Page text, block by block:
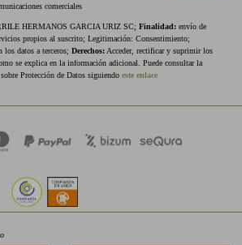
comerciales
HERMANOS GARCIA URIZ SC; Finalidad: envío de
propios al suscrito; Legitimación: Consentimiento;
los datos a terceros; Derechos: Acceder, rectificar y suprimir los
se explica en la información adicional. Puede consultar la
Protección de Datos siguiendo este enlace